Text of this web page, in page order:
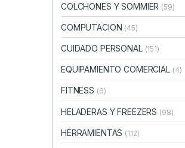
COLCHONES Y SOMMIER (59)
COMPUTACION (45)
CUIDADO PERSONAL (151)
EQUIPAMIENTO COMERCIAL (4)
FITNESS (6)
HELADERAS Y FREEZERS (98)
HERRAMIENTAS (112)